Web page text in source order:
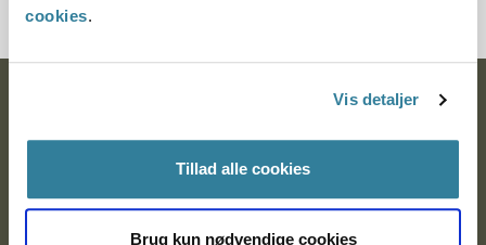
cookies.
Vis detaljer
Tillad alle cookies
Brug kun nødvendige cookies
Nytorv 7, 2. sal